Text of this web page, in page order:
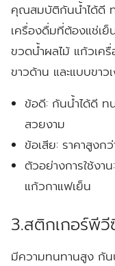
คุณสมบัติกันน้ำได้ดี ท
เครื่องดื่มที่ต้องแช่เ
ขวดน้ำผลไม้ แก้วเค
ขาวด้าน และแบบขาว
ข้อดี: กันน้ำได้ดี ท
สวยงาม
ข้อเสีย: ราคาสูงก
ตัวอย่างการใช้งาน:
แก้วกาแฟเย็น
3.สติกเกอร์พี
มีความทนทานสูง กัน